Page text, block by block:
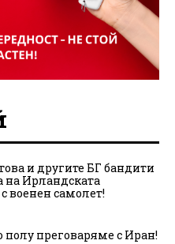
и другите БГ бандити
на Ирландската
военен самолет!
преговаряме с Иран!